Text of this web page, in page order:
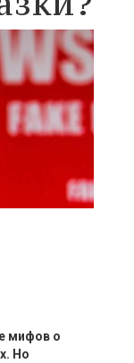
мифов о
Но